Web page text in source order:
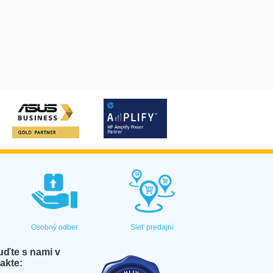
Osobný odber Sieť predajní
s nami v